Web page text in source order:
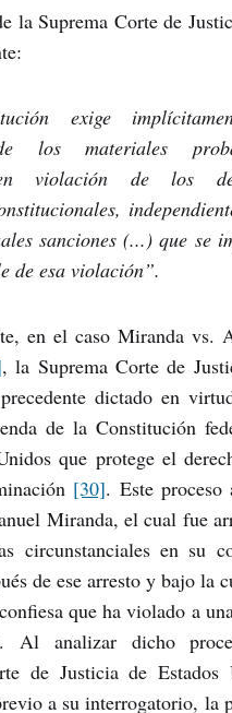
la Suprema Corte de
exige
los materiales
violación de los
sanciones (...) que se
de esa violación”.
en el caso Miranda vs.
, la Suprema Corte de
dictado en
de la Constitución
que protege el
[30]. Este proceso
Miranda, el cual fue
circunstanciales en su
de ese arresto y bajo la
que ha violado a
Al analizar dicho
de Justicia de Estados
a su interrogatorio, la